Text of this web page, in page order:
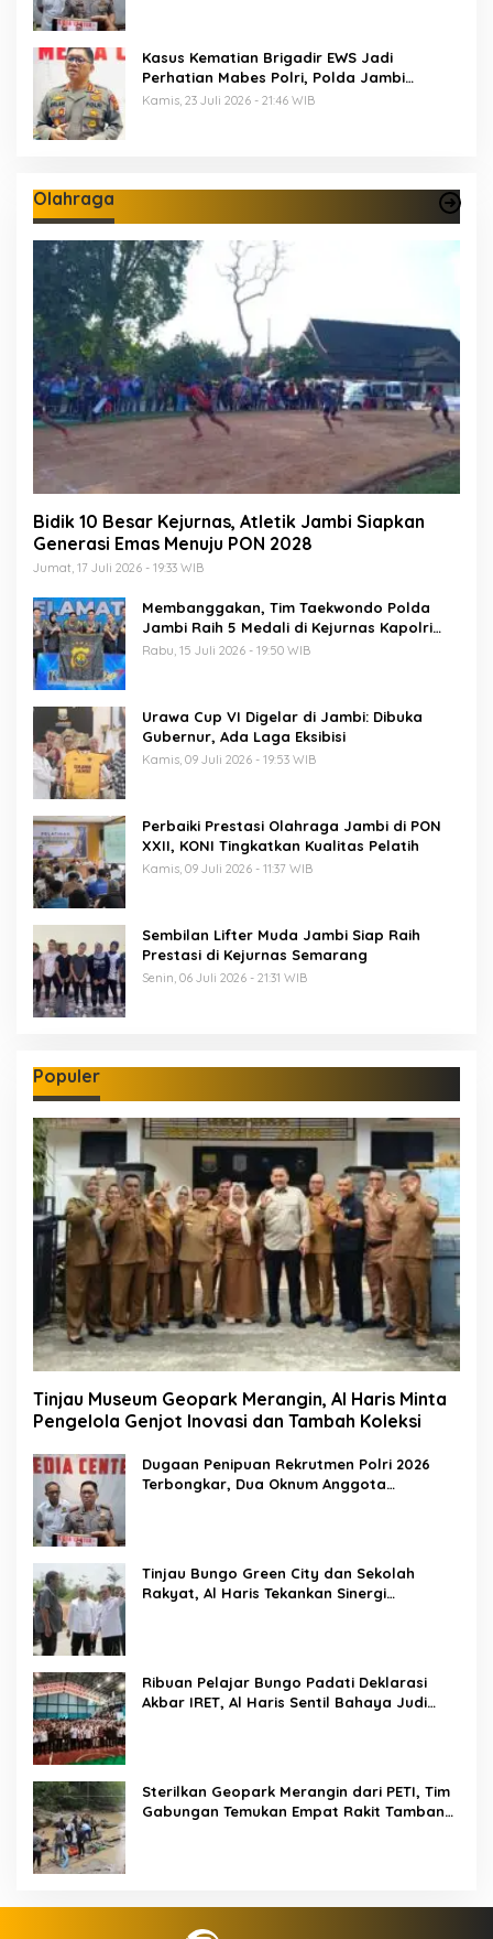
Kasus Kematian Brigadir EWS Jadi
Perhatian Mabes Polri, Polda Jambi
Periksa 18 Saksi
Kamis, 23 Juli 2026 - 21:46 WIB
Olahraga
Bidik 10 Besar Kejurnas, Atletik Jambi Siapkan
Generasi Emas Menuju PON 2028
Jumat, 17 Juli 2026 - 19:33 WIB
Membanggakan, Tim Taekwondo Polda
Jambi Raih 5 Medali di Kejurnas Kapolri
Cup 7
Rabu, 15 Juli 2026 - 19:50 WIB
Urawa Cup VI Digelar di Jambi: Dibuka
Gubernur, Ada Laga Eksibisi
Kamis, 09 Juli 2026 - 19:53 WIB
Perbaiki Prestasi Olahraga Jambi di PON
XXII, KONI Tingkatkan Kualitas Pelatih
Kamis, 09 Juli 2026 - 11:37 WIB
Sembilan Lifter Muda Jambi Siap Raih
Prestasi di Kejurnas Semarang
Senin, 06 Juli 2026 - 21:31 WIB
Populer
Tinjau Museum Geopark Merangin, Al Haris Minta
Pengelola Genjot Inovasi dan Tambah Koleksi
Dugaan Penipuan Rekrutmen Polri 2026
Terbongkar, Dua Oknum Anggota
Tinjau Bungo Green City dan Sekolah
Rakyat, Al Haris Tekankan Sinergi
Ribuan Pelajar Bungo Padati Deklarasi
Akbar IRET, Al Haris Sentil Bahaya Judi
Sterilkan Geopark Merangin dari PETI, Tim
Gabungan Temukan Empat Rakit Tambang